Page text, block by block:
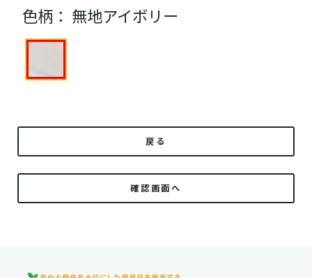
色柄： 無地アイボリー
戻る
確認画面へ